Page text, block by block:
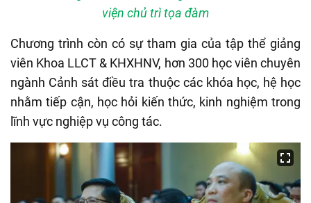
viện chủ trì tọa đàm
Chương trình còn có sự tham gia của tập thể giảng
viên Khoa LLCT & KHXHNV, hơn 300 học viên chuyên
ngành Cảnh sát điều tra thuộc các khóa học, hệ học
nhằm tiếp cận, học hỏi kiến thức, kinh nghiệm trong
lĩnh vực nghiệp vụ công tác.